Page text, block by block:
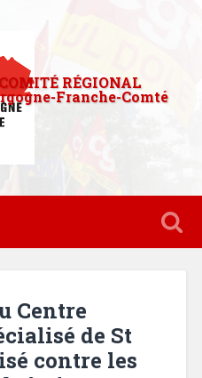
COMITÉ RÉGIONAL
Franche-Comté
Centre
de St
contre les